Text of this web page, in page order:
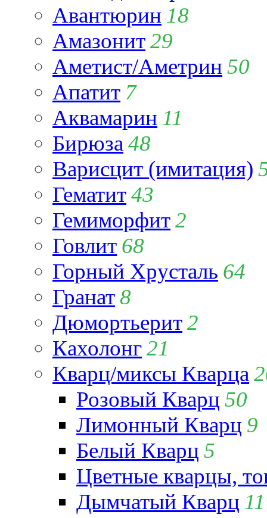
Авантюрин 18
Амазонит29
Аметист/Аметрин 50
Апатит 7
Аквамарин 11
Бирюза 48
Варисцит (имитация)
Гематит43
Гемиморфит2
Говлит 68
Горный Хрусталь 64
Гранат8
Дюмортьерит2
Кахолонг21
Кварц/миксы Кварца
Розовый Кварц 50
Лимонный Кварц 9
Белый Кварц 5
Цветные кварцы,
Дымчатый Кварц 11